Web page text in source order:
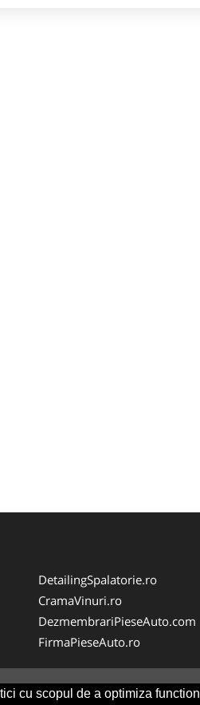
cu scopul de a optimiza
DetailingSpalatorie.ro
CramaVinuri.ro
DezmembrariPieseAuto.com
FirmaPieseAuto.ro